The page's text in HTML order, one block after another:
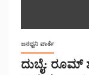
ಜನಧ್ವನಿ ವಾರ್ತೆ
ದುಬೈ: ರೂಮ್